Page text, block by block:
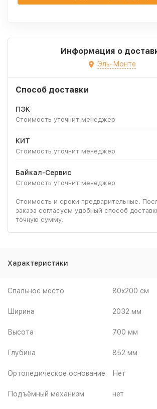
Информация о
Эль-Монте
Способ доставки
ПЭК
Стоимость уточнит менеджер
КИТ
Стоимость уточнит менеджер
Байкал-Сервис
Стоимость уточнит менеджер
Стоимость и сроки предварительные.
заказа согласуем удобный способ
точную сумму.
Характеристики
Спальное место 80x200 см
Ширина 2032 мм
Высота 700 мм
Глубина 852 мм
Ортопедическое основание Нет
Подъёмный механизм нет